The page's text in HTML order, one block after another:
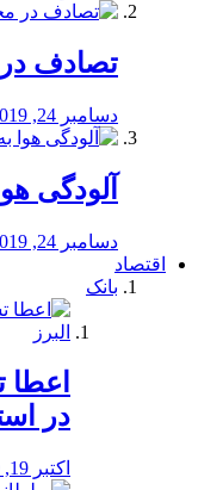
تصادف
دسامبر 24, 2019
آلودگی
دسامبر 24, 2019
اقتصاد
بانک
در
اکتبر 19, 2019